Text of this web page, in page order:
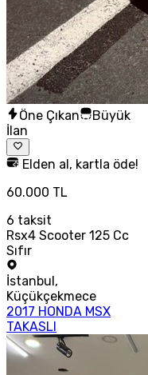
Öne Çıkan
Büyük
İlan
Elden al, kartla öde!
60.000 TL
6 taksit
Rsx4 Scooter 125 Cc
Sıfır
İstanbul,
Küçükçekmece
2017 HONDA MSX
TAKASLI